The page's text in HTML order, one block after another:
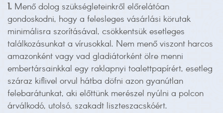
1. Menő dolog szükségleteinkről előrelátóan
gondoskodni, hogy a felesleges vásárlási körutak
minimálisra szorításával, csökkentsük esetleges
találkozásunkat a vírusokkal. Nem menő viszont harcos
amazonként vagy vad gladiátorként ölre menni
embertársainkkal egy raklapnyi toalettpapírért, esetleg
száraz kiflivel orvul hátba döfni azon gyanútlan
felebarátunkat, aki előttünk merészel nyúlni a polcon
árválkodó, utolsó, szakadt liszteszacskóért.